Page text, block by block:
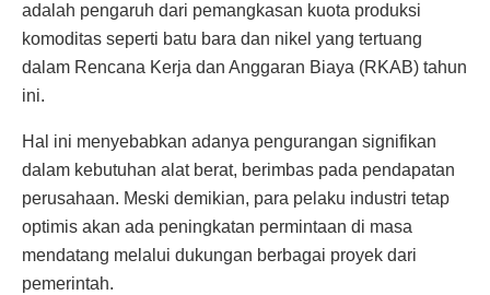
adalah pengaruh dari pemangkasan kuota produksi
komoditas seperti batu bara dan nikel yang tertuang
dalam Rencana Kerja dan Anggaran Biaya (RKAB) tahun
ini.
Hal ini menyebabkan adanya pengurangan signifikan
dalam kebutuhan alat berat, berimbas pada pendapatan
perusahaan. Meski demikian, para pelaku industri tetap
optimis akan ada peningkatan permintaan di masa
mendatang melalui dukungan berbagai proyek dari
pemerintah.